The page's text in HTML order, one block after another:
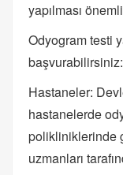
yapılması
Odyogram testi
başvurabilirsiniz:
Hastaneler:
hastanelerde
polikliniklerinde
uzmanları